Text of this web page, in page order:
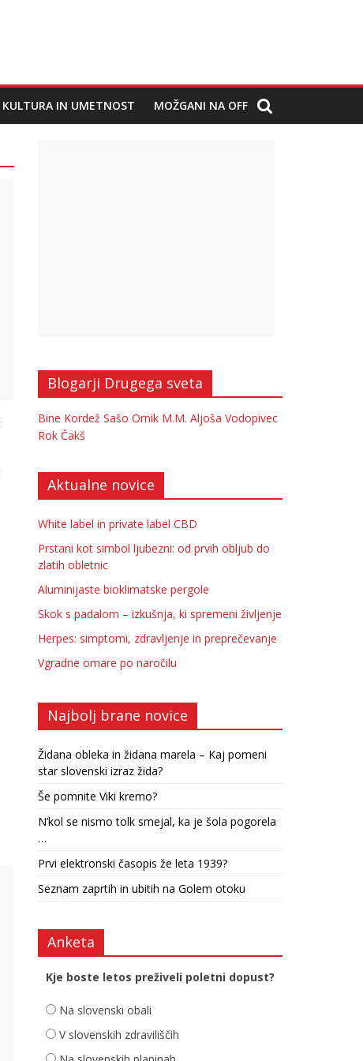
KULTURA IN UMETNOST MOŽGANI NA OFF
Blogarji Drugega sveta
Bine Kordež Sašo Ornik M.M. Aljoša Vodopivec
Rok Čakš
Aktualne novice
White label in private label CBD
Prstani kot simbol ljubezni: od prvih obljub do
zlatih obletnic
Aluminijaste bioklimatske pergole
Skok s padalom – izkušnja, ki spremeni življenje
Herpes: simptomi, zdravljenje in preprečevanje
Vgradne omare po naročilu
Najbolj brane novice
Židana obleka in židana marela – Kaj pomeni
star slovenski izraz žida?
Še pomnite Viki kremo?
N’kol se nismo tolk smejal, ka je šola pogorela
…
Prvi elektronski časopis že leta 1939?
Seznam zaprtih in ubitih na Golem otoku
Anketa
Kje boste letos preživeli poletni dopust?
Na slovenski obali
V slovenskih zdraviliščih